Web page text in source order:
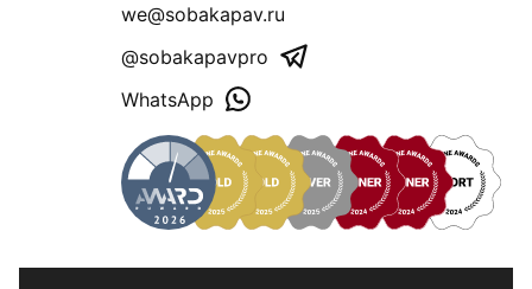
we@sobakapav.ru
@sobakapavpro
WhatsApp